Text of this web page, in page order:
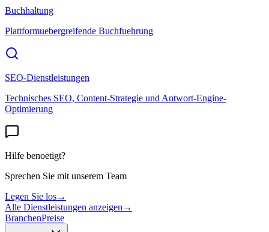
Buchhaltung
Plattformuebergreifende Buchfuehrung
SEO-Dienstleistungen
Technisches SEO, Content-Strategie und Antwort-Engine-
Optimierung
Hilfe benoetigt?
Sprechen Sie mit unserem Team
Legen Sie los→
Alle Dienstleistungen anzeigen →
BranchenPreise